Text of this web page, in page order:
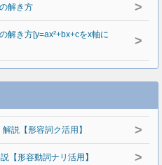
解き方 >
解き方[y=ax²+bx+cをx軸に
>
説【形容詞ク活用】 >
【形容動詞ナリ活用】 >